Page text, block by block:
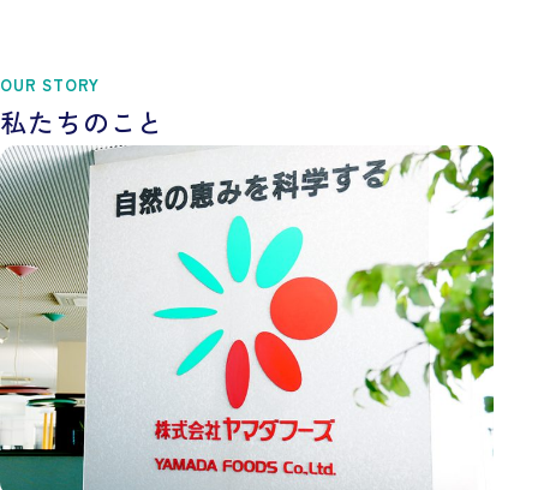
OUR STORY
私たちのこと